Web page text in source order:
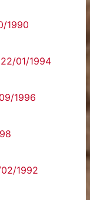
1990
01/1994
1996
1992